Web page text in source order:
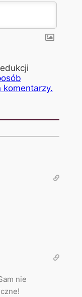
komentarzy.
nie